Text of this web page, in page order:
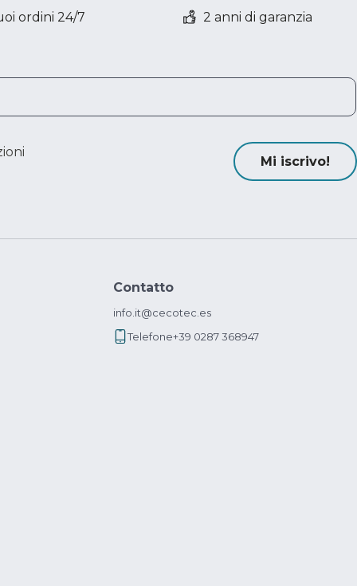
ordini 24/7 2 anni di garanzia
Mi iscrivo!
Contatto
info.it@cecotec.es
Telefone+39 0287 368947